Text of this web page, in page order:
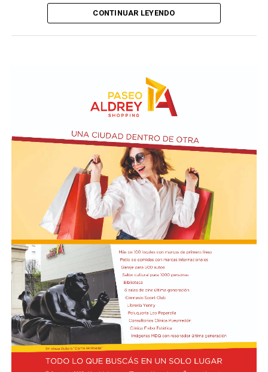
CONTINUAR LEYENDO